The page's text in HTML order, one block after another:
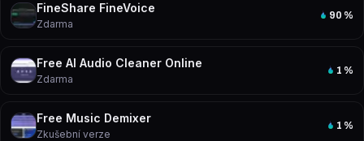
FineShare FineVoice
Zdarma
90 %
Free AI Audio Cleaner Online
Zdarma
1 %
Free Music Demixer
Zkušební verze
1 %